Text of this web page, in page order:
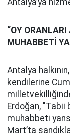
Antalya’ya
“OY
MUHABBETİ
Antalya
kendilerine
Erdoğan, "Tabii
muhabbeti
Mart’ta